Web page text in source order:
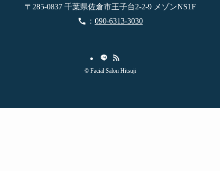
​〒285-0837 千葉県佐倉市王子台2-2-9 メゾンNS1F
： 090-6313-3030
©Facial Salon Hitsuji